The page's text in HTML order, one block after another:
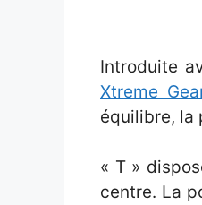
Introduite
Xtreme
équilibre, la
« T »
centre. La